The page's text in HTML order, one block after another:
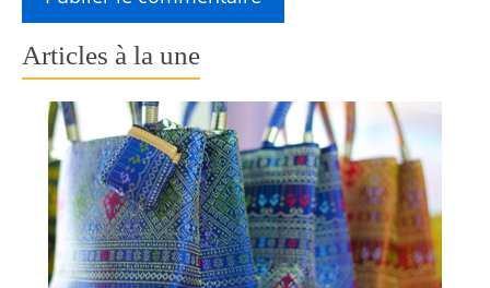
Articles à la une